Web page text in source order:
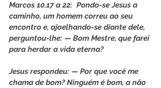
Marcos 10.17 a 22:  Pondo-se Jesus a
caminho, um homem correu ao seu
encontro e, ajoelhando-se diante dele,
perguntou-lhe: — Bom Mestre, que farei
para herdar a vida eterna?
Jesus respondeu: — Por que você me
chama de bom? Ninguém é bom, a não